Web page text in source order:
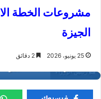
مشروعات الخطة
الجيزة
25 يونيو، 2026
رئيس الوزراء